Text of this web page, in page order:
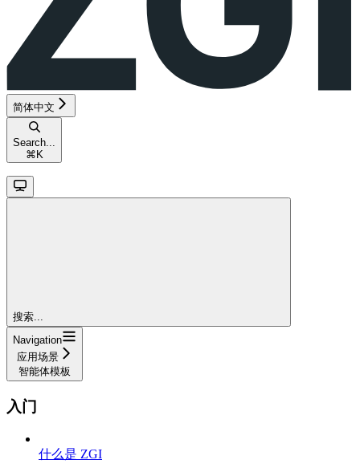
简体中文
Search...
⌘ K
搜索...
Navigation
应用场景
智能体模板
入门
什么是 ZGI